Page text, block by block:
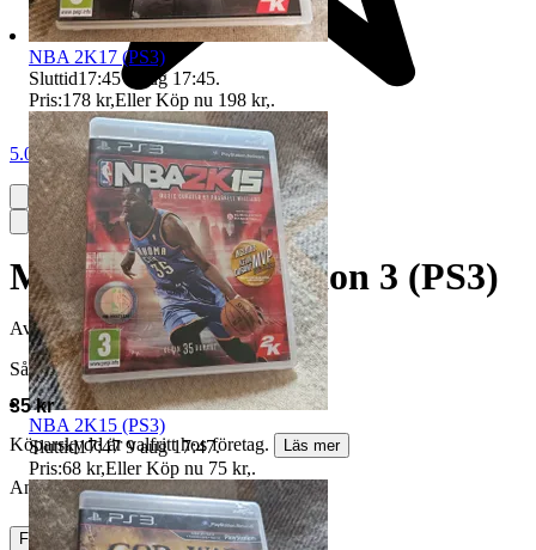
5.0
Mafia II - PlayStation 3 (PS3)
Avslutad 9 jun 16:51
Såld för
35 kr
Köparskydd är valfritt hos företag.
Läs mer
Annonsen är avslutad. Såld med Köp nu.
Frakt 50 kr Annat fraktsätt
NBA 2K17 (PS3)
Sluttid17:45 9 aug 17:45.
Pris:178 kr,Eller Köp nu 198 kr,.
NBA 2K15 (PS3)
Sluttid17:47 9 aug 17:47.
Pris:68 kr,Eller Köp nu 75 kr,.